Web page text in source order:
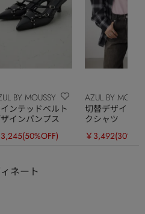
BY MOUSSY
ンテッドベルト
インパンプス
(50%OFF)
AZUL BY
切替デザイン
クシャツ
￥3,492
ネート